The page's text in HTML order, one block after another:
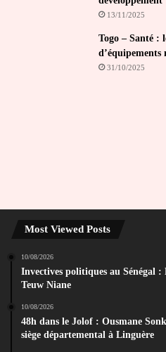
13/11/2025
Togo – Santé :
d’équipements
31/10/2025
Most Viewed Posts
10/08/2026
Invectives politiques au Sénégal
Teuw Niane
10/08/2026
48h dans le Jolof : Ousmane
siège départemental à Linguère